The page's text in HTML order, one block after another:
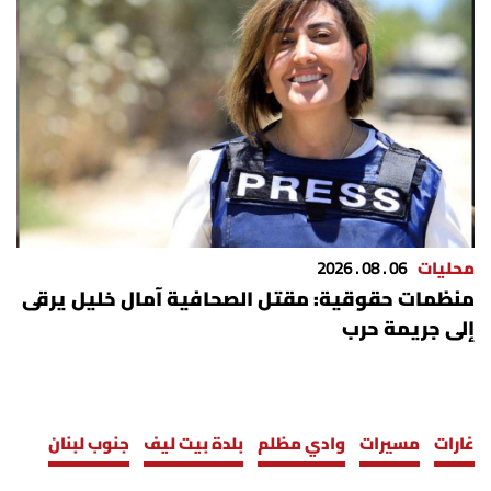
شروط الإشتراك
Digital solutions by
محليات 06 . 08 . 2026
منظمات حقوقية: مقتل الصحافية آمال خليل يرقى
إلى جريمة حرب
غارات مسيرات وادي مظلم بلدة بيت ليف جنوب لبنان